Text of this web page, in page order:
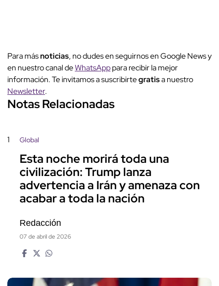
Para másnoticias, no dudes en seguirnos en Google News y
en nuestro canal deWhatsApppara recibir la mejor
información. Te invitamos a suscribirtegratisa nuestro
Newsletter.
Notas Relacionadas
1 Global
Esta noche morirá toda una
civilización: Trump lanza
advertencia a Irán y amenaza con
acabar a toda la nación
Redacción
07 de abril de 2026